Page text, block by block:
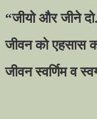
“जीयो और जीने
जीवन को एहसास
जीवन स्वर्णिम व